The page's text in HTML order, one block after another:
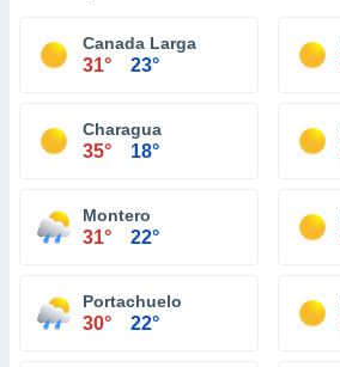
Canada Larga
31° 23°
Charagua
35° 18°
Montero
31° 22°
Portachuelo
30° 22°